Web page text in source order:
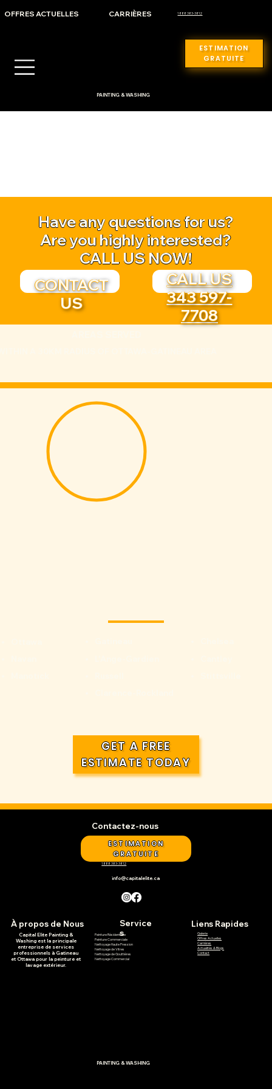
OFFRES ACTUELLES 1 888 383-3812
CARRIÈRES
ESTIMATION
GRATUITE
PAINTING & WASHING
Have any questions for us?
Are you highly interested?
CALL US NOW!
CALL US
343 597-
7708
CONTACT
US
GET A FREE
ESTIMATE TODAY
Contactez-nous
ESTIMATION
GRATUITE
info@capitalelite.ca
1 888 383-3812
PAINTING & WASHING
Capital Elite Painting &
Washing est la principale
entreprise de services
professionnels à Gatineau
et Ottawa pour la peinture et
lavage extérieur.
À propos de Nous
Peinture Résidentielle
Peinture Commerciale
Nettoyage Haute Pression
Nettoyage de Vitres
Nettoyage de Gouttières
Nettoyage Commercial
Service
S
Galerie
Offres Actuelles
Carrières
Actualités & Blogs
Contact
Liens Rapides